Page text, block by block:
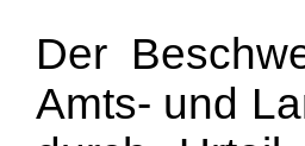
Der
Amts- und